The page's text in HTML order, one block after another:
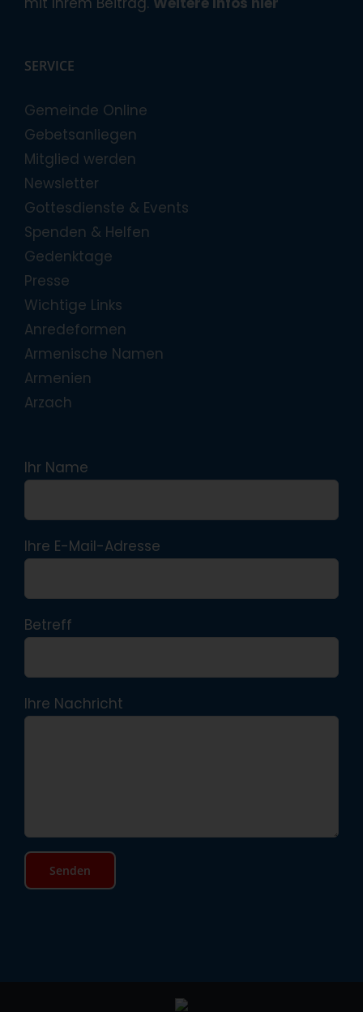
SERVICE
Gemeinde Online
Gebetsanliegen
Mitglied werden
Newsletter
Gottesdienste & Events
Spenden & Helfen
Gedenktage
Presse
Wichtige Links
Anredeformen
Armenische Namen
Armenien
Arzach
Ihr Name
Ihre E-Mail-Adresse
Betreff
Ihre Nachricht